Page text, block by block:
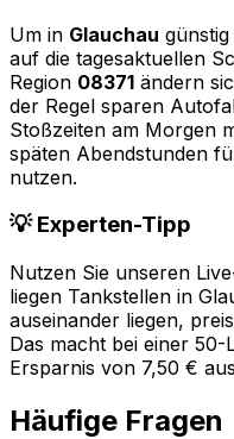
Um in Glauchau
auf die tagesaktuellen
Region 08371 ändern
der Regel sparen
Stoßzeiten am Morgen
späten Abendstunden
nutzen.
💡 Experten-Tipp
Nutzen Sie unseren
liegen Tankstellen in
auseinander liegen,
Das macht bei einer
Ersparnis von 7,50 €
Häufige Fragen